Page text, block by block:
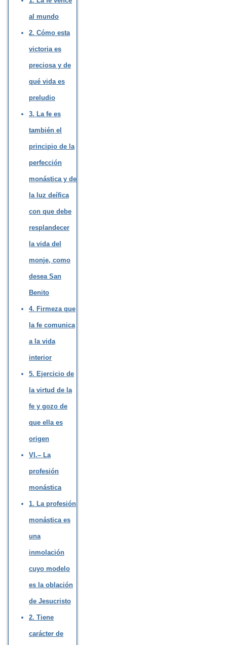
al mundo
2. Cómo esta
victoria es
preciosa y de
qué vida es
preludio
3. La fe es
también el
principio de la
perfección
monástica y de
la luz deífica
con que debe
resplandecer
la vida del
monje, como
desea San
Benito
4. Firmeza que
la fe comunica
a la vida
interior
5. Ejercicio de
la virtud de la
fe y gozo de
que ella es
origen
VI.– La
profesión
monástica
1. La profesión
monástica es
una
inmolación
cuyo modelo
es la oblación
de Jesucristo
2. Tiene
carácter de